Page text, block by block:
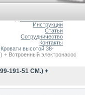
Инструкции
Статьи
Сотрудничество
Контакты
высотой 38-
Встроенный электронасос
191-51 СМ.) +